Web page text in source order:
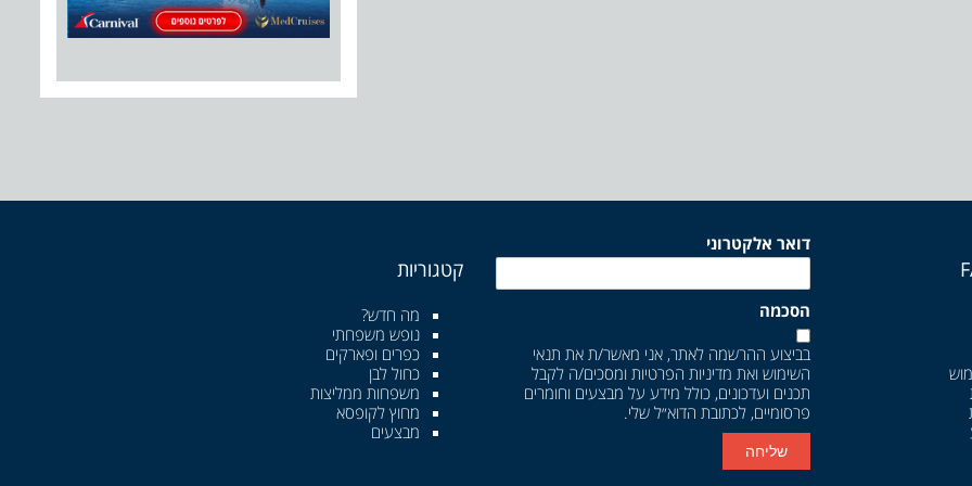
דואר אלקטרוני
הסכמה
בביצוע ההרשמה לאתר, אני מאשר/ת את תנאי
השימוש ואת מדיניות הפרטיות ומסכים/ה לקבל
תכנים ועדכונים, כולל מידע על מבצעים וחומרים
פרסומיים, לכתובת הדוא״ל שלי.
שליחה
קטגוריות
מה חדש?
נופש משפחתי
כפרים ופארקים
כחול לבן
משפחות ממליצות
מחוץ לקופסא
מבצעים